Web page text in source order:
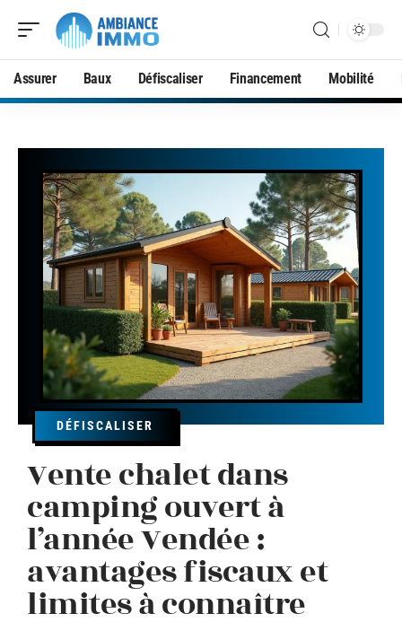
Assurer Baux Défiscaliser Financement Mobilité
DÉFISCALISER
Vente chalet dans
camping ouvert à
l’année Vendée :
avantages fiscaux et
limites à connaître